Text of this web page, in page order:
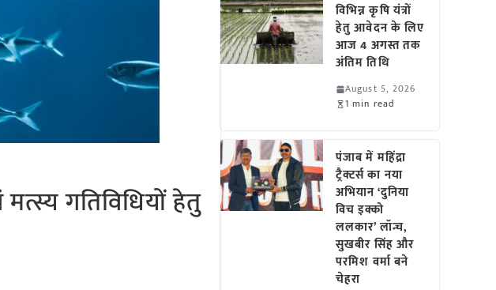
गतिविधियों हेतु
विभिन्न कृषि यंत्रों
हेतु आवेदन के लिए
आज 4 अगस्त तक
अंतिम तिथि
August 5, 2026
1 min read
पंजाब में महिंद्रा
ट्रैक्टर्स का नया
अभियान ‘दुनिया
विच इक्को
ललकार’ लॉन्च,
सुखबीर सिंह और
परमिश वर्मा बने
चेहरा